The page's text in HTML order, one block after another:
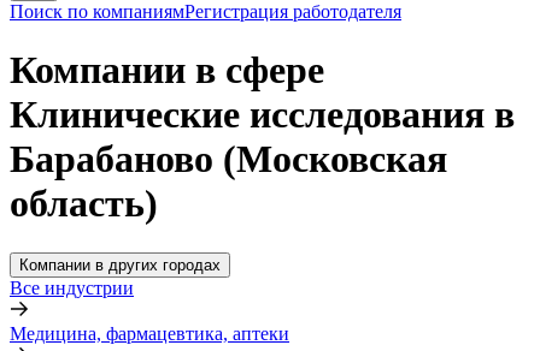
Поиск по компаниямРегистрация работодателя
Компании в сфере
Клинические исследования в
Барабаново (Московская
область)
Компании в других городах
Все индустрии
Медицина, фармацевтика, аптеки